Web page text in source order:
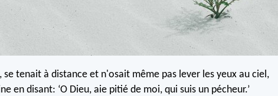
se tenait à distance et n'osait même pas lever les yeux au ciel,
en disant: ‘O Dieu, aie pitié de moi, qui suis un pécheur.’